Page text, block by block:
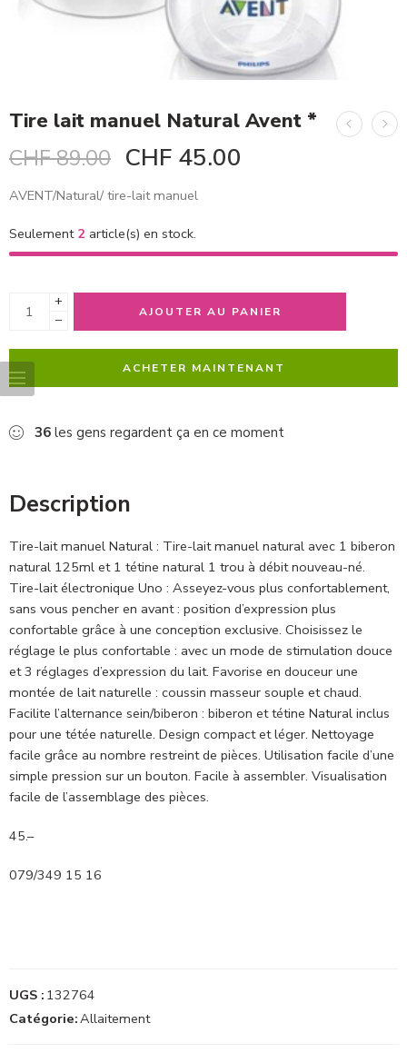
Tire lait manuel Natural Avent *
CHF89.00 CHF 45.00
AVENT/Natural/ tire-lait manuel
Seulement 2 article(s) en stock.
+
−
AJOUTER AU PANIER
ACHETER MAINTENANT
36 les gens regardent ça en ce moment
Description
Tire-lait manuel Natural : Tire-lait manuel natural avec 1 biberon
natural 125ml et 1 tétine natural 1 trou à débit nouveau-né.
Tire-lait électronique Uno : Asseyez-vous plus confortablement,
sans vous pencher en avant : position d’expression plus
confortable grâce à une conception exclusive. Choisissez le
réglage le plus confortable : avec un mode de stimulation douce
et 3 réglages d’expression du lait. Favorise en douceur une
montée de lait naturelle : coussin masseur souple et chaud.
Facilite l’alternance sein/biberon : biberon et tétine Natural inclus
pour une tétée naturelle. Design compact et léger. Nettoyage
facile grâce au nombre restreint de pièces. Utilisation facile d’une
simple pression sur un bouton. Facile à assembler. Visualisation
facile de l’assemblage des pièces.
45.–
079/349 15 16
UGS : 132764
Catégorie:Allaitement